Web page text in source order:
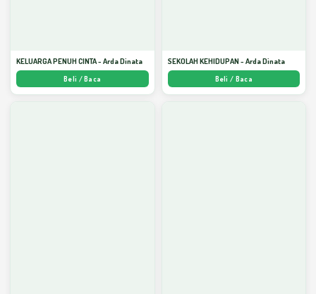
KELUARGA PENUH CINTA - Arda Dinata
Beli / Baca
SEKOLAH KEHIDUPAN - Arda Dinata
Beli / Baca